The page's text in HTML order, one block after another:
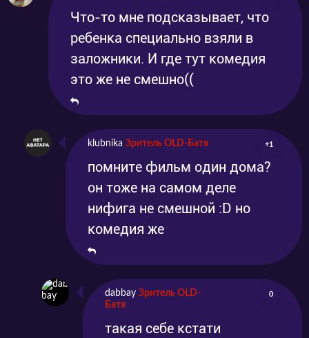
Что-то мне подсказывает, что
ребенка специально взяли в
заложники. И где тут комедия
это же не смешно((
klubnika Зритель OLD-Батя +1
помните фильм один дома?
он тоже на самом деле
нифига не смешной :D но
комедия же
dabbay Зритель OLD-
Батя
0
такая себе кстати